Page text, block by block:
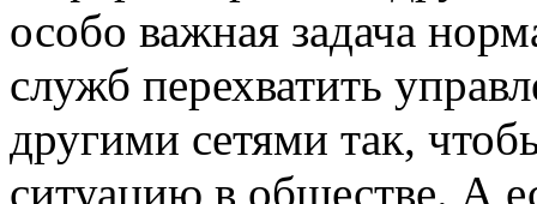
особо важная задача
служб перехватить
другими сетями так,
ситуацию в обществе. А